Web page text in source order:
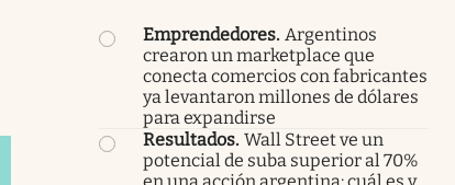
Emprendedores. Argentinos
crearon un marketplace que
conecta comercios con fabricantes
ya levantaron millones de dólares
para expandirse
Resultados. Wall Street ve un
potencial de suba superior al 70%
en una acción argentina: cuál es y